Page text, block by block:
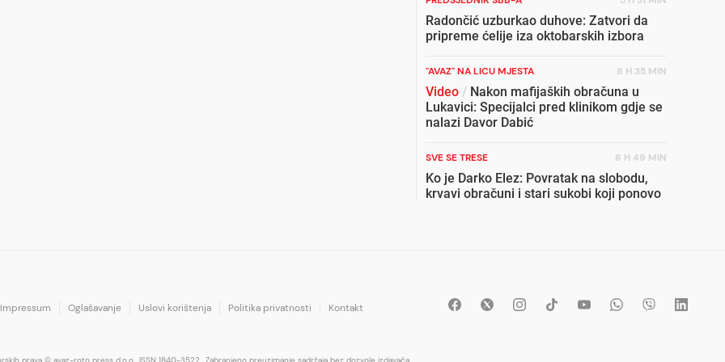
Radončić uzburkao duhove: Zatvori da
pripreme ćelije iza oktobarskih izbora
"AVAZ" NA LICU MJESTA 8 H 35 MIN
Video / Nakon mafijaških obračuna u
Lukavici: Specijalci pred klinikom gdje se
nalazi Davor Dabić
SVE SE TRESE 6 H 49 MIN
Ko je Darko Elez: Povratak na slobodu,
krvavi obračuni i stari sukobi koji ponovo
pogledam u oči one koji su mi radili o
glavi"
Impressum Oglašavanje Uslovi korištenja Politika privatnosti Kontakt
prava © avaz-roto press d.o.o. ISSN 1840-3522. Zabranjeno preuzimanje sadržaja bez dozvole izdavača.